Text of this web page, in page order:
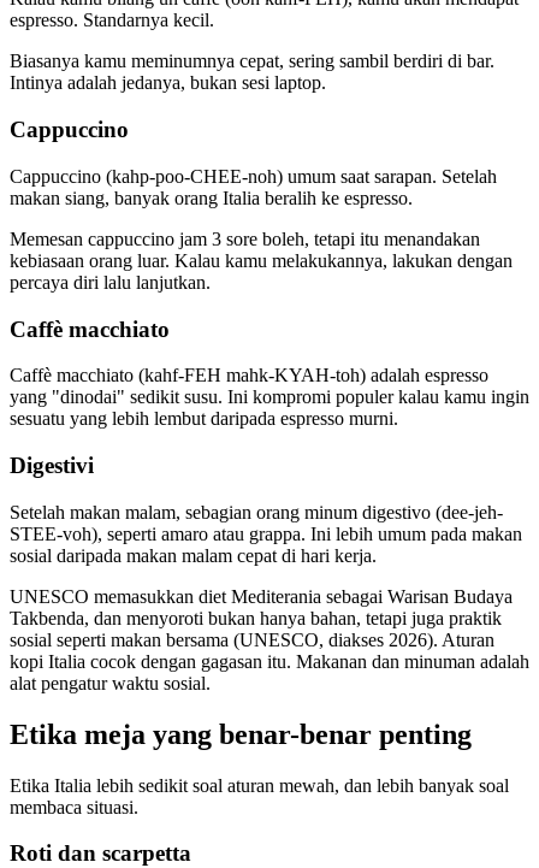
espresso. Standarnya kecil.
Biasanya kamu meminumnya cepat, sering sambil berdiri di bar.
Intinya adalah jedanya, bukan sesi laptop.
Cappuccino
Cappuccino (kahp-poo-CHEE-noh) umum saat sarapan. Setelah
makan siang, banyak orang Italia beralih ke espresso.
Memesan cappuccino jam 3 sore boleh, tetapi itu menandakan
kebiasaan orang luar. Kalau kamu melakukannya, lakukan dengan
percaya diri lalu lanjutkan.
Caffè macchiato
Caffè macchiato (kahf-FEH mahk-KYAH-toh) adalah espresso
yang "dinodai" sedikit susu. Ini kompromi populer kalau kamu ingin
sesuatu yang lebih lembut daripada espresso murni.
Digestivi
Setelah makan malam, sebagian orang minum digestivo (dee-jeh-
STEE-voh), seperti amaro atau grappa. Ini lebih umum pada makan
sosial daripada makan malam cepat di hari kerja.
UNESCO memasukkan diet Mediterania sebagai Warisan Budaya
Takbenda, dan menyoroti bukan hanya bahan, tetapi juga praktik
sosial seperti makan bersama (UNESCO, diakses 2026). Aturan
kopi Italia cocok dengan gagasan itu. Makanan dan minuman adalah
alat pengatur waktu sosial.
Etika meja yang benar-benar penting
Etika Italia lebih sedikit soal aturan mewah, dan lebih banyak soal
membaca situasi.
Roti dan scarpetta